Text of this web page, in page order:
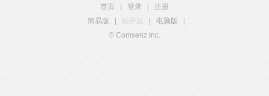
首页 登录
注册
简易版
触屏版 电脑版
© Comsenz Inc.